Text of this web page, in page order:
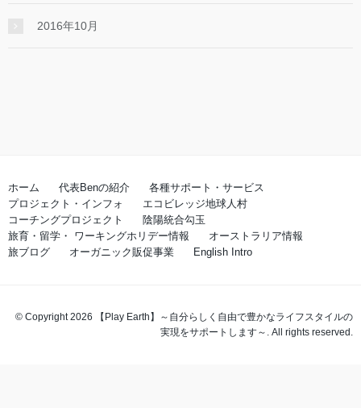
2016年10月
ホーム 代表Benの紹介
各種サポート・サービス
プロジェクト・インフォ
エコビレッジ地球人村
コーチングプロジェクト
陰陽統合勾玉
旅育・留学・ ワーキングホリデー情報
オーストラリア情報
旅ブログ
オーガニック販促事業 English Intro
© Copyright 2026 【Play Earth】～自分らしく自由で豊かなライフスタイルの
実現をサポートします～. All rights reserved.